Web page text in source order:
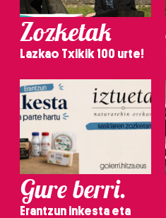
Zozketak
Lazkao Txikik 100 urte!
Gure berri.
Erantzun inkesta eta